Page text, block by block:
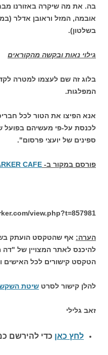
בה. את מה שיקרה באזורנו
אובמה, המזל וראובן אדלר
בשלטון).
גילוי נאות ובקשה מהקוראים
בלוג זה שם לעצמו למטרה
המפלגות.
אנא הפיצו את הטור לכל
לכנסת על-פי מעשיהם בפועל
ספינים של יועצי פרסום".
פורסם במקור ב- CAFE
view.php?t=857981
הערה: אף שהטקסט הועתק
להיכנס לאתר המצויין של
הטקסט קישורים לכל האישים
להלן קישור לסרט שיטת
זאב גלילי
לחץ כאן כדי להירשם כ